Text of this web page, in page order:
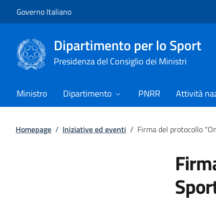
Governo Italiano
Dipartimento per lo Sport
Presidenza del Consiglio dei Ministri
Ministro Dipartimento PNRR Attività
Homepage / Iniziative ed eventi / Firma del protocollo